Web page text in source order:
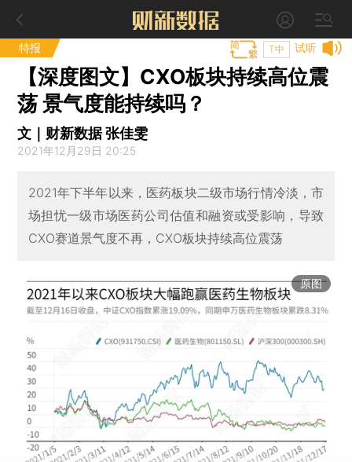
特报 试听
T中
【深度图文】CXO板块持续高位震
荡 景气度能持续吗？
文｜财新数据 张佳雯
2021年12月29日 20:25
2021年下半年以来，医药板块二级市场行情冷淡，市
场担忧一级市场医药公司估值和融资或受影响，导致
CXO赛道景气度不再，CXO板块持续高位震荡
原图